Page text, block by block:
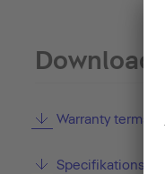
Downloads
Warranty terms